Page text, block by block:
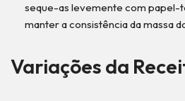
seque-as levemente com papel-
manter a consistência da massa
Variações da